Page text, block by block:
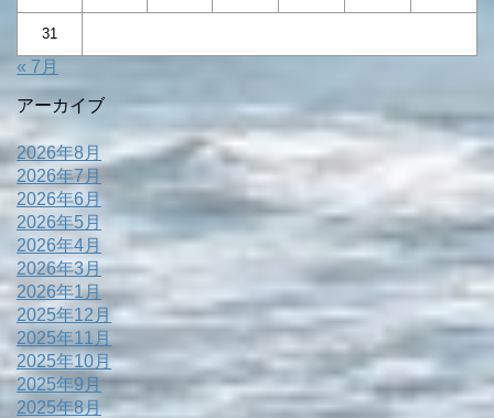
31
« 7月
アーカイブ
2026年8月
2026年7月
2026年6月
2026年5月
2026年4月
2026年3月
2026年1月
2025年12月
2025年11月
2025年10月
2025年9月
2025年8月